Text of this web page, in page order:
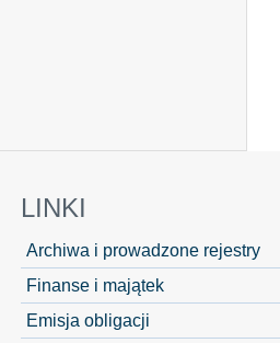
LINKI
Archiwa i prowadzone rejestry
Finanse i majątek
Emisja obligacji